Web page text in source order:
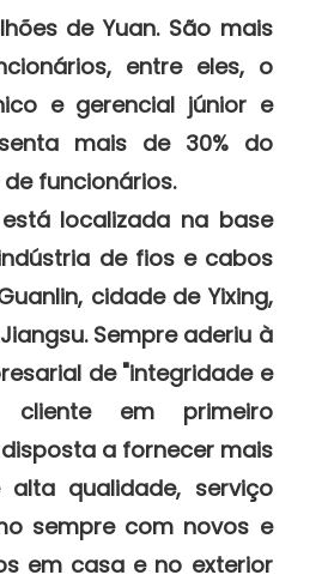
de Yuan. São mais
entre eles, o
e gerencial júnior e
mais de 30% do
funcionários.
de fios e cabos
cidade de Yixing,
Sempre aderiu à
de "integridade e
cliente em primeiro
a fornecer mais
qualidade, serviço
sempre com novos e
em casa e no exterior